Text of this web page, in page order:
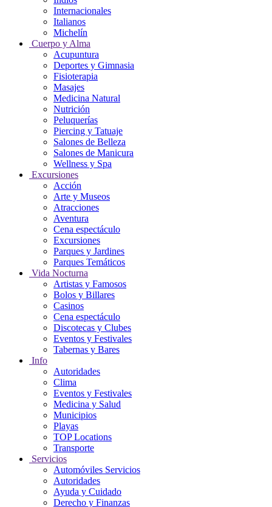
Internacionales
Italianos
Michelín
Cuerpo y Alma
Acupuntura
Deportes y Gimnasia
Fisioterapia
Masajes
Medicina Natural
Nutrición
Peluquerías
Piercing y Tatuaje
Salones de Belleza
Salones de Manicura
Wellness y Spa
Excursiones
Acción
Arte y Museos
Atracciones
Aventura
Cena espectáculo
Excursiones
Parques y Jardines
Parques Temáticos
Vida Nocturna
Artistas y Famosos
Bolos y Billares
Casinos
Cena espectáculo
Discotecas y Clubes
Eventos y Festivales
Tabernas y Bares
Info
Autoridades
Clima
Eventos y Festivales
Medicina y Salud
Municipios
Playas
TOP Locations
Transporte
Servicios
Automóviles Servicios
Autoridades
Ayuda y Cuidado
Derecho y Finanzas